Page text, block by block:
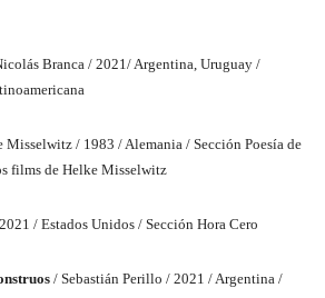
Branca / 2021/ Argentina, Uruguay /
Misselwitz / 1983 / Alemania / Sección Poesía de
films de Helke Misselwitz
/ Estados Unidos / Sección Hora Cero
/ Sebastián Perillo / 2021 / Argentina /